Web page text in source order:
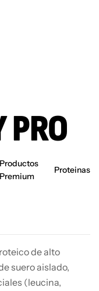
PRO
Productos
Premium
Proteinas
de alto
suero aislado,
(leucina,